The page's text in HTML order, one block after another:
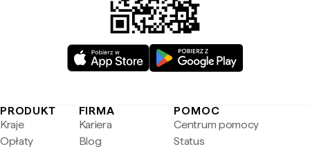
PRODUKT
Kraje
Opłaty
FIRMA
Kariera
Blog
POMOC
Centrum pomocy
Status